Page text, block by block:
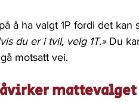
å ha valgt 1P fordi det
du er i tvil, velg 1T.» Du
motsatt vei.